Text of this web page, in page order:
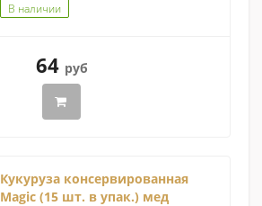
В наличии
64 руб
Кукуруза консервированная
Magic (15 шт. в упак.) мед